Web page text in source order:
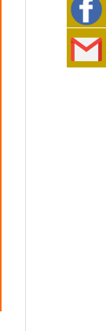
989
276
0938
989
Việt